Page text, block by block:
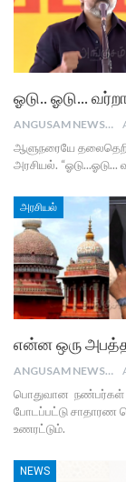
ஓடு.. ஓடு…
ANGUSAM NEWS
ஆளுநரையே
அரசியல்.
அரசியல்
என்ன ஒரு
ANGUSAM NEWS
பொதுவான நண்பர்கள்
போடப்பட்டு சாதாரண
உணரட்டும்.
NEWS